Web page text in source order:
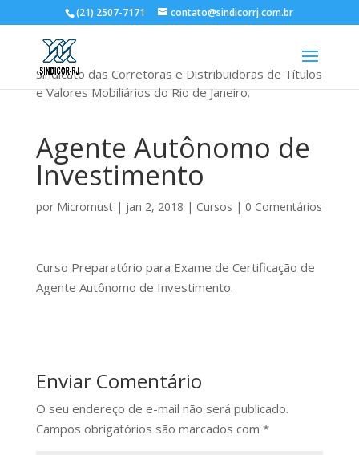
(21) 2507-7171 contato@sindicorrj.com.br
Sindicato das Corretoras e Distribuidoras de Títulos
e Valores Mobiliários do Rio de Janeiro.
Agente Autônomo de
Investimento
por Micromust| jan 2, 2018 | Cursos | 0 Comentários
Curso Preparatório para Exame de Certificação de
Agente Autônomo de Investimento.
Enviar Comentário
O seu endereço de e-mail não será publicado.
Campos obrigatórios são marcados com *